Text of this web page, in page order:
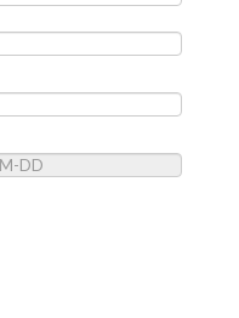
적으로 작성한 이용자는 사이
수 있습니다.
을 지지 않습니다.
법적 책임을 지지 않습니다.
으며, 변경된 약관은 사이트